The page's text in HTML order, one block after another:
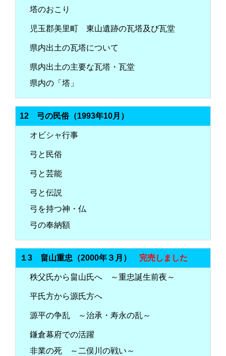
塔のおこり
児玉郡美里町 東山遺跡の瓦塔及び瓦堂
県内出土の瓦塔について
県内出土の主要な瓦塔・瓦堂
県内の「塔」
12 弓の民俗（1993年10月）
オビシャ行事
弓と民俗
弓と芸能
弓と伝説
弓を持つ神・仏
弓の奉納額
１3 畠山重忠（2000年３月） 完売しました
秩父氏から畠山氏へ ～重忠誕生前夜～
平氏方から源氏方へ
源平の争乱 ～治承・寿永の乱～
鎌倉幕府での活躍
非業の死 ～二俣川の戦い～